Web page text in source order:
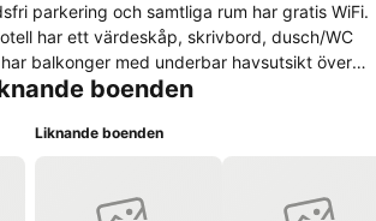
parkering och samtliga rum har gratis WiFi.
har ett värdeskåp, skrivbord, dusch/WC
en fantastisk utsikt över gästhamnen och
10 km från boendet.
boenden
Liknande boenden